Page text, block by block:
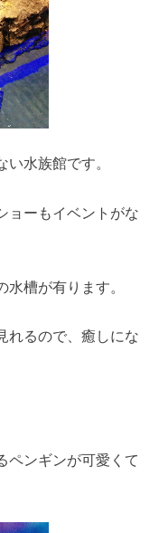
水族館です。
ョーもイベントがな
槽が有ります。
れるので、癒しにな
ペンギンが可愛くて